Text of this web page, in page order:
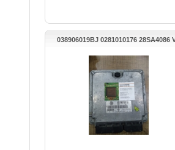
038906019BJ 0281010176 28SA4086